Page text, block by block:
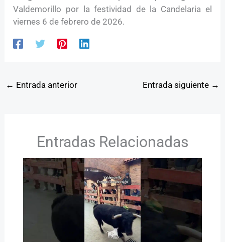
Valdemorillo por la festividad de la Candelaria el
viernes 6 de febrero de 2026.
← Entrada anterior Entrada siguiente →
Entradas Relacionadas